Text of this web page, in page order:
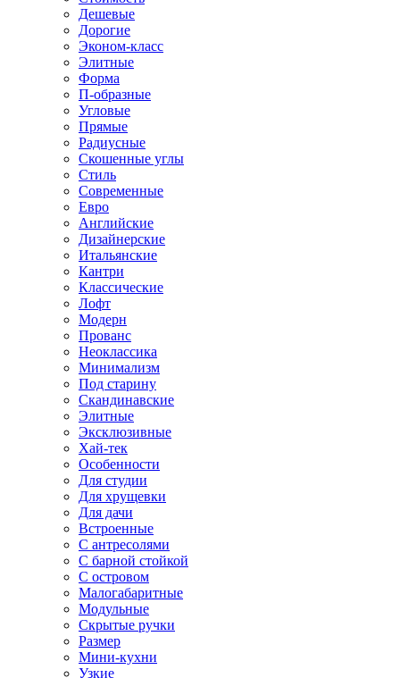
Дешевые
Дорогие
Эконом-класс
Элитные
Форма
П-образные
Угловые
Прямые
Радиусные
Скошенные углы
Стиль
Современные
Евро
Английские
Дизайнерские
Итальянские
Кантри
Классические
Лофт
Модерн
Прованс
Неоклассика
Минимализм
Под старину
Скандинавские
Элитные
Эксклюзивные
Хай-тек
Особенности
Для студии
Для хрущевки
Для дачи
Встроенные
С антресолями
С барной стойкой
С островом
Малогабаритные
Модульные
Скрытые ручки
Размер
Мини-кухни
Узкие